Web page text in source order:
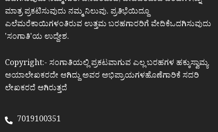
ಮಾತ್ರ ಪ್ರಕಟಿಸುವುದು ನಮ್ಮ ನಿಲುವು. ಪ್ರತಿಭೆಯಿದ್ದೂ
ಎಲೆಮರೆಕಾಯಿಗಳಂತಿರುವ ಉತ್ತಮ ಬರಹಗಾರರಿಗೆ ವೇದಿಕೆಒದಗಿಸುವುದು
ʼಸಂಗಾತಿʼಯ ಉದ್ದೇಶ.
Copyright:- ಸಂಗಾತಿಯಲ್ಲಿ ಪ್ರಕಟವಾಗುವ ಎಲ್ಲ ಬರಹಗಳ ಹಕ್ಕುಸ್ವಾಮ್ಯ
ಆಯಾಲೇಖಕರದೇ ಆಗಿದ್ದು ಅವರ ಅಭಿಪ್ರಾಯಗಳಹೊಣೆಗಾರಿಕೆ ಸದರಿ
ಲೇಖಕರದೆ ಆಗಿರುತ್ತದೆ
7019100351